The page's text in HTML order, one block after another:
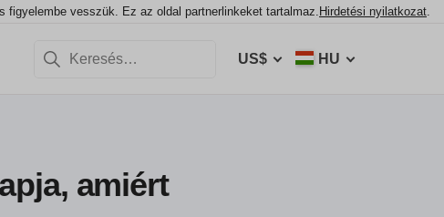
vesszük. Ez az oldal partnerlinkeket tartalmaz. Hirdetési nyilatkozat.
US$ HU
amiért